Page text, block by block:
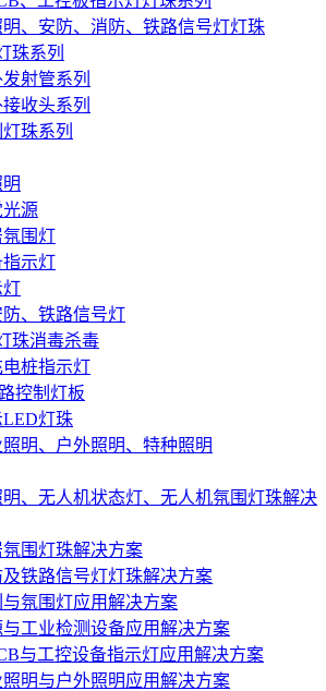
、安防、消防、铁路信号灯灯珠
珠系列
射管系列
收头系列
珠系列
源
围灯
示灯
灯
、铁路信号灯
珠消毒杀毒
桩指示灯
控制灯板
灯珠
明、户外照明、特种照明
、无人机状态灯、无人机氛围灯珠解决
围灯珠解决方案
铁路信号灯灯珠解决方案
氛围灯应用解决方案
工业检测设备应用解决方案
与工控设备指示灯应用解决方案
明与户外照明应用解决方案